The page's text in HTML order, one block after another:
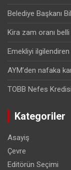
Belediye Başkanı
Kira zam oranı
Emekliyi
AYM’den nafaka
TOBB Nefes
Kategoriler
Asayiş
Çevre
Editörün Seçimi